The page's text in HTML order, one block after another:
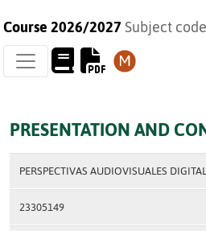
Course 2026/2027 Subject
PRESENTATION AND
PERSPECTIVAS AUDIOVISUALES
23305149